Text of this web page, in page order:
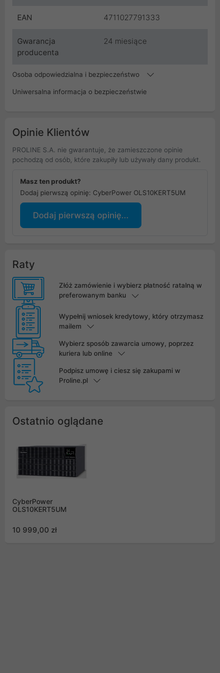
EAN 4711027791333
Gwarancja
producenta
24 miesiące
Osoba odpowiedzialna i bezpieczeństwo
Uniwersalna informacja o bezpieczeństwie
Opinie Klientów
PROLINE S.A. nie gwarantuje, że zamieszczone opinie
pochodzą od osób, które zakupiły lub używały dany produkt.
Masz ten produkt?
Dodaj pierwszą opinię: CyberPower OLS10KERT5UM
Dodaj pierwszą opinię...
Raty
Złóż zamówienie i wybierz płatność ratalną w
preferowanym banku
Wypełnij wniosek kredytowy, który otrzymasz
mailem
Wybierz sposób zawarcia umowy, poprzez
kuriera lub online
Podpisz umowę i ciesz się zakupami w
Proline.pl
Ostatnio oglądane
CyberPower
OLS10KERT5UM
10 999,00 zł